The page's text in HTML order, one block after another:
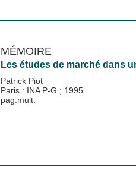
MÉMOIRE
Les études de marché dans
Patrick Piot
Paris : INA P-G ; 1995
pag.mult.